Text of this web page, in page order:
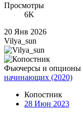
Просмотры
6K
20 Янв 2026
Vilya_sun
Фьючерсы и опционы
начинающих (2020)
Копостник
28 Июн 2023